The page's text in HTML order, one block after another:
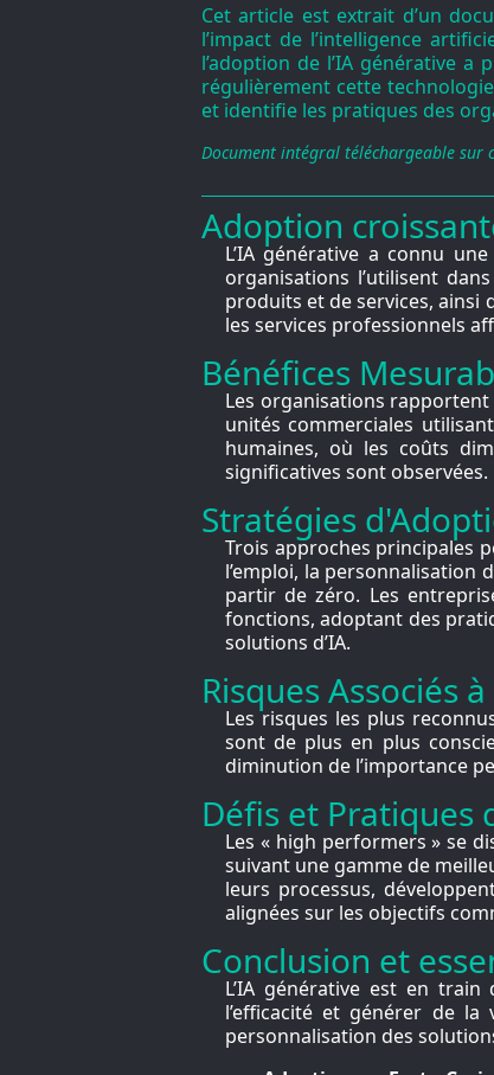
Cet article est extrait d’un
l’impact de l’intelligence
l’adoption de l’IA générative
régulièrement cette
et identifie les pratiques des
Document intégral téléchargeable sur
Adoption
L’IA générative a connu
organisations l’utilisent
produits et de services, ainsi
les services professionnels
Bénéfices
Les organisations
unités commerciales
humaines, où les coûts
significatives sont observées.
Stratégies
Trois approches principales
l’emploi, la personnalisation
partir de zéro. Les
fonctions, adoptant des
solutions d’IA.
Risques Associés
Les risques les plus
sont de plus en plus
diminution de l’importance
Défis et Pratiques
Les « high performers » se
suivant une gamme de
leurs processus,
alignées sur les objectifs
Conclusion et
L’IA générative est en
l’efficacité et générer de
personnalisation des